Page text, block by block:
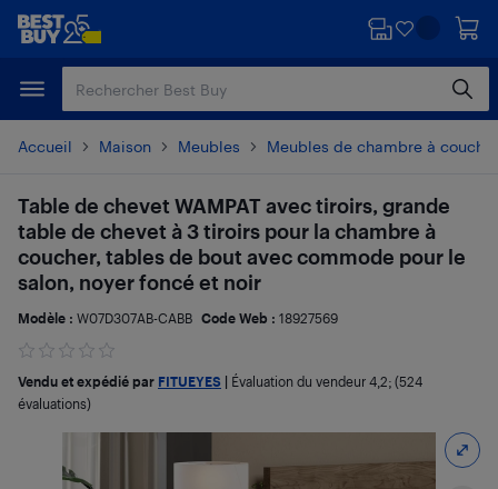
Passer
principal
Passer
Accueil Maison Meubles Meubles de chambre à coucher
Table de chevet WAMPAT avec tiroirs, grande
table de chevet à 3 tiroirs pour la chambre à
coucher, tables de bout avec commode pour le
salon, noyer foncé et noir
Modèle : W07D307AB-CABB Code Web : 18927569
Vendu et expédié par FITUEYES Évaluation du vendeur 4,2; (524
évaluations)